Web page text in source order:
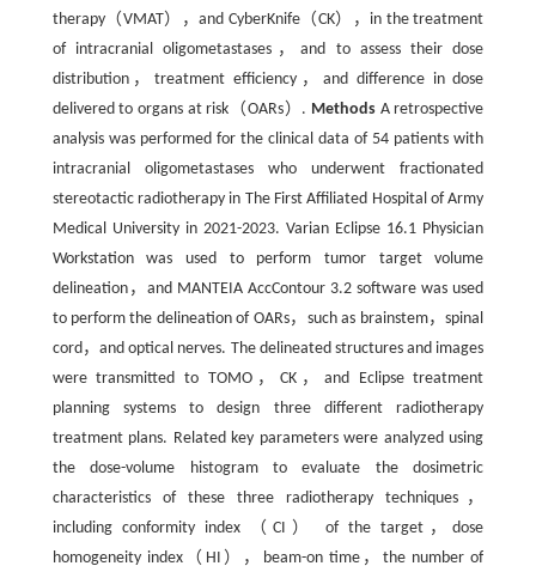
therapy（VMAT），and CyberKnife（CK），in the treatment
of intracranial oligometastases，and to assess their dose
distribution，treatment efficiency，and difference in dose
delivered to organs at risk（OARs）. MethodsA retrospective
analysis was performed for the clinical data of 54 patients with
intracranial oligometastases who underwent fractionated
stereotactic radiotherapy in The First Affiliated Hospital of Army
Medical University in 2021-2023. Varian Eclipse 16.1 Physician
Workstation was used to perform tumor target volume
delineation，and MANTEIA AccContour 3.2 software was used
to perform the delineation of OARs，such as brainstem，spinal
cord，and optical nerves. The delineated structures and images
were transmitted to TOMO，CK，and Eclipse treatment
planning systems to design three different radiotherapy
treatment plans. Related key parameters were analyzed using
the dose-volume histogram to evaluate the dosimetric
characteristics of these three radiotherapy techniques，
including conformity index （CI） of the target，dose
homogeneity index（HI），beam-on time，the number of